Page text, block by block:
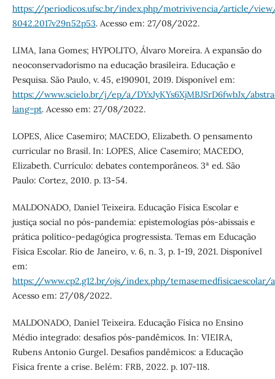
https://periodicos.ufsc.br/index.php/motrivivencia/article/
8042.2017v29n52p53. Acesso em: 27/08/2022.
LIMA, Iana Gomes; HYPOLITO, Álvaro Moreira. A expansão do
neoconservadorismo na educação brasileira. Educação e
Pesquisa. São Paulo, v. 45, e190901, 2019. Disponível em:
https://www.scielo.br/j/ep/a/DYxJyKYs6XjMBJSrD6fwbJx/
lang=pt. Acesso em: 27/08/2022.
LOPES, Alice Casemiro; MACEDO, Elizabeth. O pensamento
curricular no Brasil. In: LOPES, Alice Casemiro; MACEDO,
Elizabeth. Currículo: debates contemporâneos. 3ª ed. São
Paulo: Cortez, 2010. p. 13-54.
MALDONADO, Daniel Teixeira. Educação Física Escolar e
justiça social no pós-pandemia: epistemologias pós-abissais e
prática político-pedagógica progressista. Temas em Educação
Física Escolar. Rio de Janeiro, v. 6, n. 3, p. 1-19, 2021. Disponível
em:
https://www.cp2.g12.br/ojs/index.php/
Acesso em: 27/08/2022.
MALDONADO, Daniel Teixeira. Educação Física no Ensino
Médio integrado: desafios pós-pandêmicos. In: VIEIRA,
Rubens Antonio Gurgel. Desafios pandêmicos: a Educação
Física frente a crise. Belém: FRB, 2022. p. 107-118.